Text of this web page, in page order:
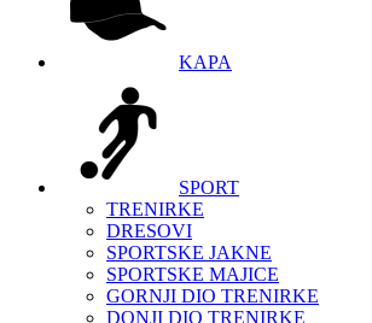
KAPA
SPORT
TRENIRKE
DRESOVI
SPORTSKE JAKNE
SPORTSKE MAJICE
GORNJI DIO TRENIRKE
DONJI DIO TRENIRKE